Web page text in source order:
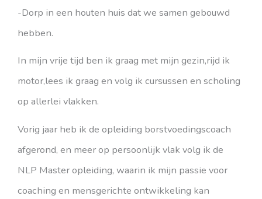
-Dorp in een houten huis dat we samen gebouwd
hebben.
In mijn vrije tijd ben ik graag met mijn gezin,rijd ik
motor,lees ik graag en volg ik cursussen en scholing
op allerlei vlakken.
Vorig jaar heb ik de opleiding borstvoedingscoach
afgerond, en meer op persoonlijk vlak volg ik de
NLP Master opleiding, waarin ik mijn passie voor
coaching en mensgerichte ontwikkeling kan